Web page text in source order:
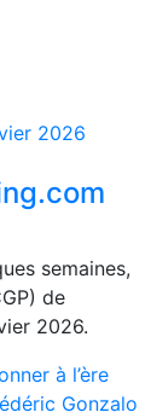
semaines,
de
2026.